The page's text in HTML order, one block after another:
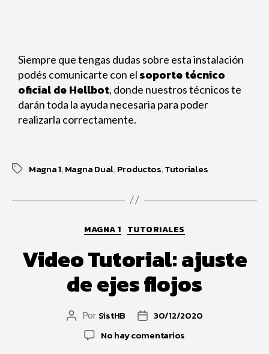
Siempre que tengas dudas sobre esta instalación
podés comunicarte con el soporte técnico
oficial de Hellbot, donde nuestros técnicos te
darán toda la ayuda necesaria para poder
realizarla correctamente.
Magna 1, Magna Dual, Productos, Tutoriales
MAGNA 1 TUTORIALES
Video Tutorial: ajuste
de ejes flojos
Por SistHB
30/12/2020
No hay comentarios